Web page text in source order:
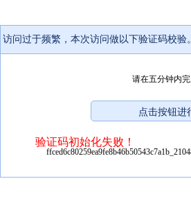
访问过于频繁，本次访问做以下验证码校验
请在五分钟内
验证码初始化失败！